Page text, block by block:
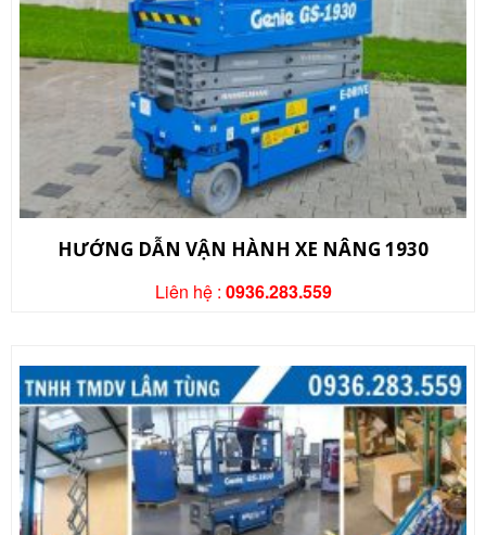
HƯỚNG DẪN VẬN HÀNH XE NÂNG 1930
Liên hệ : 0936.283.559